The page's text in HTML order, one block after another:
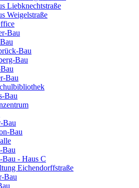
Liebknechtstraße
Weigelstraße
Bau
Bau
Bau
Bau
Bau
Bau
Bau
Bau
Bau - Haus C
Eichendorffstraße
Bau